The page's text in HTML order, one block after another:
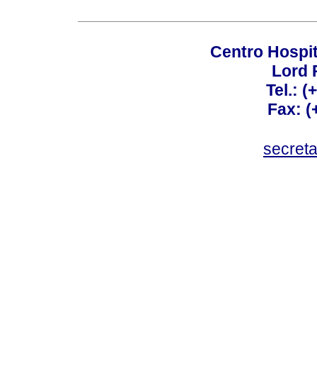
Centro
Lord
Tel.:
Fax: